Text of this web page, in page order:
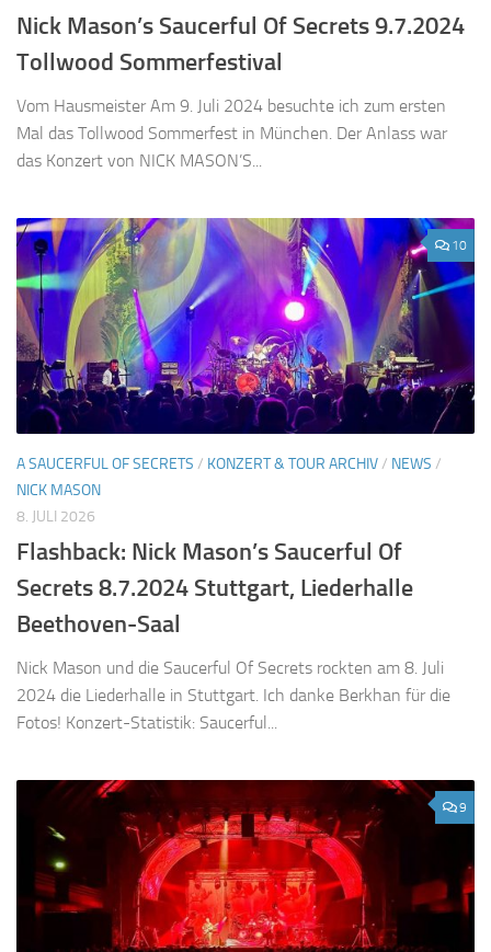
Nick Mason’s Saucerful Of Secrets 9.7.2024
Tollwood Sommerfestival
Vom Hausmeister Am 9. Juli 2024 besuchte ich zum ersten
Mal das Tollwood Sommerfest in München. Der Anlass war
das Konzert von NICK MASON’S...
10
A SAUCERFUL OF SECRETS / KONZERT & TOUR ARCHIV/ NEWS /
NICK MASON
8. JULI 2026
Flashback: Nick Mason’s Saucerful Of
Secrets 8.7.2024 Stuttgart, Liederhalle
Beethoven-Saal
Nick Mason und die Saucerful Of Secrets rockten am 8. Juli
2024 die Liederhalle in Stuttgart. Ich danke Berkhan für die
Fotos! Konzert-Statistik: Saucerful...
9